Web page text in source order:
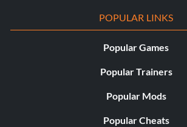
POPULAR LINKS
Popular Games
Popular Trainers
Popular Mods
Popular Cheats